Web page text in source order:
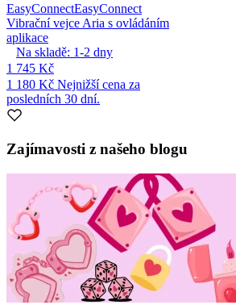
EasyConnectEasyConnect
Vibrační vejce Aria s ovládáním
aplikace
Na skladě: 1-2 dny
1 745 Kč
1 180 Kč Nejnižší cena za
posledních 30 dní.
Zajímavosti z našeho blogu